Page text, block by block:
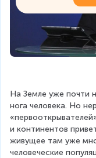
На Земле уже почти
нога человека. Но
и континентов
живущее там уже
человеческие